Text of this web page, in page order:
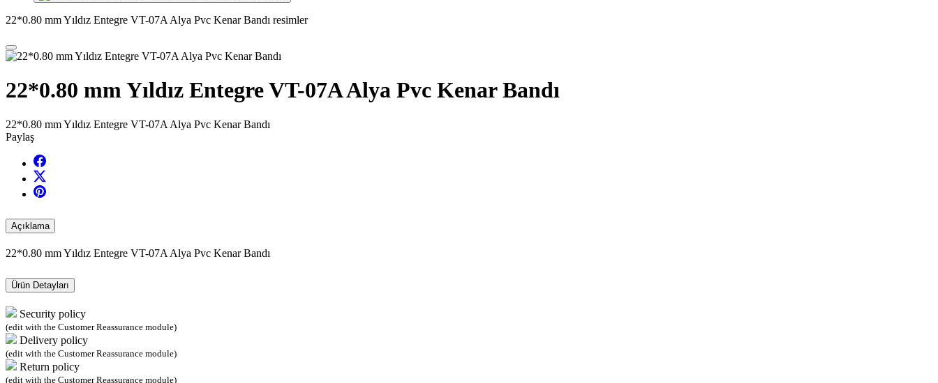
22*0.80 mm Yıldız Entegre VT-07A Alya Pvc Kenar Bandı resimler
22*0.80 mm Yıldız Entegre VT-07A Alya Pvc Kenar Bandı
22*0.80 mm Yıldız Entegre VT-07A Alya Pvc Kenar Bandı
Paylaş
Açıklama
22*0.80 mm Yıldız Entegre VT-07A Alya Pvc Kenar Bandı
Ürün Detayları
Security policy
(edit with the Customer Reassurance module)
Delivery policy
(edit with the Customer Reassurance module)
Return policy
(edit with the Customer Reassurance module)